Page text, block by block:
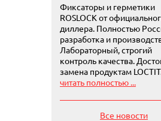
Фиксаторы и герметики
ROSLOCK от
диллера. Полностью
разработка и
Лабораторный, строгий
контроль качества.
замена продуктам LOCTIT...
читать полностью ...
Все новости